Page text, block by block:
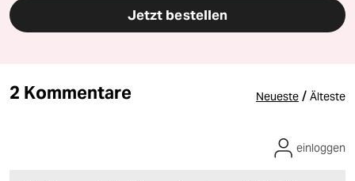
Jetzt bestellen
2 Kommentare Neueste / Älteste
einloggen